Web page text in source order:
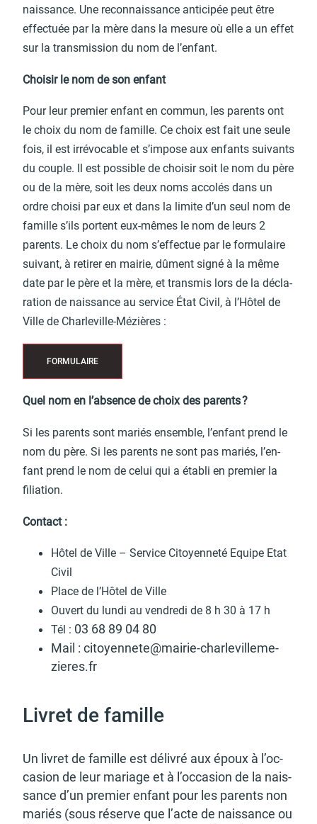
nais­sance. Une recon­nais­sance anti­ci­pée peut être
effec­tuée par la mère dans la mesure où elle a un effet
sur la trans­mis­sion du nom de l’en­fant.
Choi­sir le nom de son enfant
Pour leur premier enfant en commun, les parents ont
le choix du nom de famille. Ce choix est fait une seule
fois, il est irré­vo­cable et s’im­pose aux enfants suivants
du couple. Il est possible de choi­sir soit le nom du père
ou de la mère, soit les deux noms acco­lés dans un
ordre choisi par eux et dans la limite d’un seul nom de
famille s’ils portent eux-mêmes le nom de leurs 2
parents. Le choix du nom s’ef­fec­tue par le formu­laire
suivant, à reti­rer en mairie, dûment signé à la même
date par le père et la mère, et trans­mis lors de la décla­
ra­tion de nais­sance au service État Civil, à l’Hô­tel de
Ville de Char­le­ville-Mézières :
FORMU­LAIRE
Quel nom en l’ab­sence de choix des parents ?
Si les parents sont mariés ensemble, l’en­fant prend le
nom du père. Si les parents ne sont pas mariés, l’en­
fant prend le nom de celui qui a établi en premier la
filia­tion.
Contact :
Hôtel de Ville – Service Citoyen­neté Equipe Etat
Civil
Place de l’Hô­tel de Ville
Ouvert du lundi au vendredi de 8 h 30 à 17 h
Tél : 03 68 89 04 80
Mail : citoyen­ne­te@­mai­rie-char­le­vil­le­me­
zieres.fr
Livret de famille
Un livret de famille est déli­vré aux époux à l’oc­
ca­sion de leur mariage et à l’oc­ca­sion de la nais­
sance d’un premier enfant pour les parents non
mariés (sous réserve que l’acte de nais­sance ou